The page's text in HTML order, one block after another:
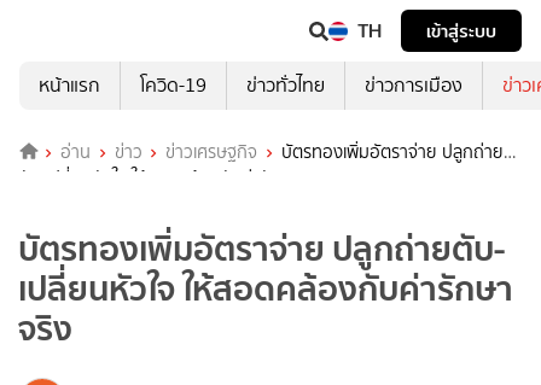
TH
เข้าสู่ระบบ
หน้าแรก
โควิด-19 ข่าวทั่วไทย ข่าวการเมือง ข่าว
อ่าน ข่าว ข่าวเศรษฐกิจ
บัตรทองเพิ่มอัตราจ่าย ปลูกถ่าย
ตับ-เปลี่ยนหัวใจ ให้สอดคล้องกับค่ารักษาจริง
บัตรทองเพิ่มอัตราจ่าย ปลูกถ่ายตับ-
เปลี่ยนหัวใจ ให้สอดคล้องกับค่ารักษา
จริง